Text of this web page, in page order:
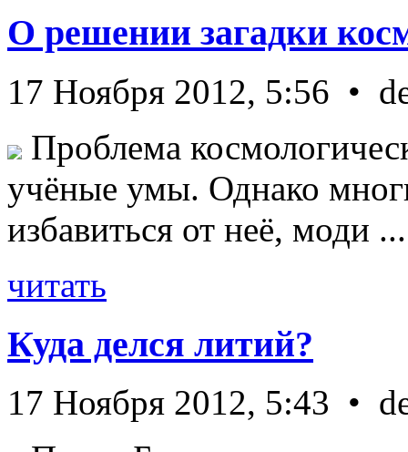
О решении загадки
17 Ноября 2012, 5:56 •
Проблема
учёные умы. Однако
избавиться от неё, моди ...
читать
Куда делся литий?
17 Ноября 2012, 5:43 •